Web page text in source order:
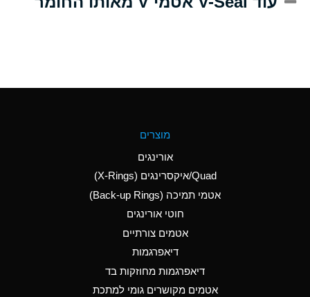
(Aqueous)
Aluminum Nitrate
(Aqueous)
Aluminum Phosphate
Ammonia Anhydrous
B
מוצרים
אורינגים
Quad/איקסרינגים (X-Rings)
אטמי תמיכה (Back-up Rings)
חוטי אורינגים
אטמים צורתיים
דיאפרגמות
דיאפרגמות מחוזקות בד
אטמים מקושרים גומי למתכת